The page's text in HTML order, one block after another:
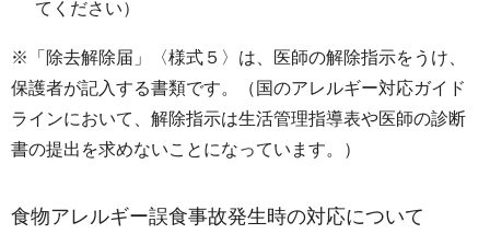
てください）
※「除去解除届」〈様式５〉は、医師の解除指示をうけ、
保護者が記入する書類です。（国のアレルギー対応ガイド
ラインにおいて、解除指示は生活管理指導表や医師の診断
書の提出を求めないことになっています。）
食物アレルギー誤食事故発生時の対応について